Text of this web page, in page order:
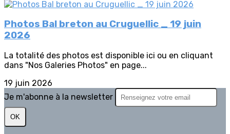
Photos Bal breton au Cruguellic _ 19 juin
2026
La totalité des photos est disponible ici ou en cliquant
dans "Nos Galeries Photos" en page...
19 juin 2026
Je m'abonne à la newsletter
OK